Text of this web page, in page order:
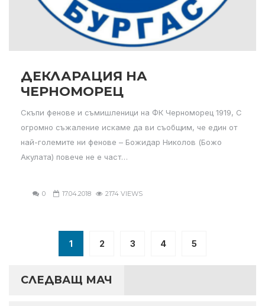
ДЕКЛАРАЦИЯ НА
ЧЕРНОМОРЕЦ
Скъпи фенове и съмишленици на ФК Черноморец 1919, С
огромно съжаление искаме да ви съобщим, че един от
най-големите ни фенове – Божидар Николов (Божо
Акулата) повече не е част…
0 17.04.2018 2174 VIEWS
1 2 3 4 5
СЛЕДВАЩ МАЧ